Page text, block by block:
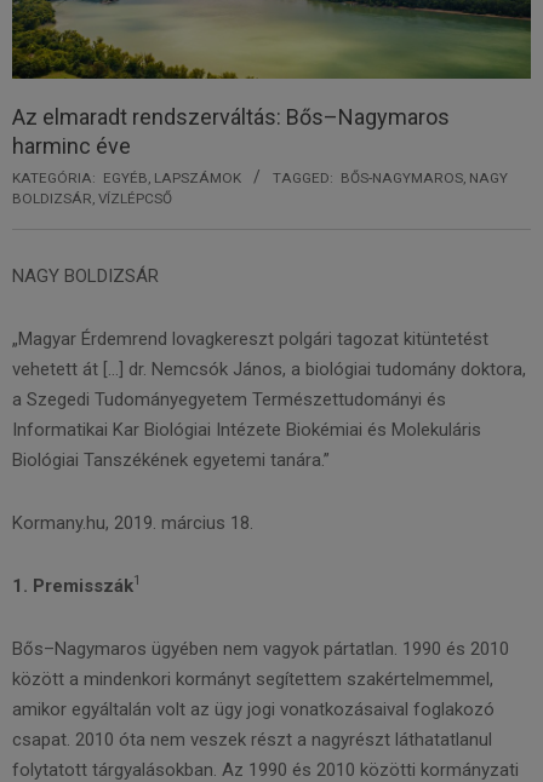
Az elmaradt rendszerváltás: Bős–Nagymaros
harminc éve
KATEGÓRIA: EGYÉB LAPSZÁMOK TAGGED: BŐS-NAGYMAROS NAGY
BOLDIZSÁR VÍZLÉPCSŐ
NAGY BOLDIZSÁR
„Magyar Érdemrend lovagkereszt polgári tagozat kitüntetést
vehetett át […] dr. Nemcsók János, a biológiai tudomány doktora,
a Szegedi Tudományegyetem Természettudományi és
Informatikai Kar Biológiai Intézete Biokémiai és Molekuláris
Biológiai Tanszékének egyetemi tanára.”
Kormany.hu, 2019. március 18.
1. Premisszák1
Bős–Nagymaros ügyében nem vagyok pártatlan. 1990 és 2010
között a mindenkori kormányt segítettem szakértelmemmel,
amikor egyáltalán volt az ügy jogi vonatkozásaival foglakozó
csapat. 2010 óta nem veszek részt a nagyrészt láthatatlanul
folytatott tárgyalásokban. Az 1990 és 2010 közötti kormányzati